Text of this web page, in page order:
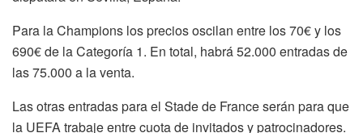
Para la Champions los precios oscilan entre los 70€ y los
690€ de la Categoría 1. En total, habrá 52.000 entradas de
las 75.000 a la venta.
Las otras entradas para el Stade de France serán para que
la UEFA trabaje entre cuota de invitados y patrocinadores.